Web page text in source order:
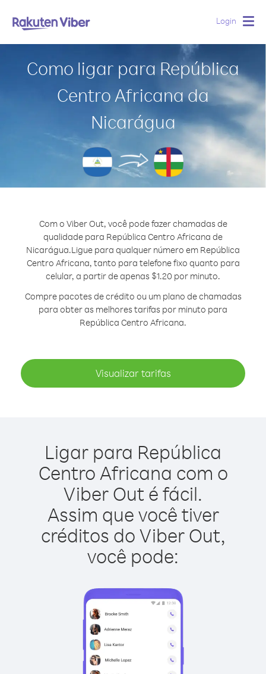
Login
Como ligar para República
Centro Africana da
Nicarágua
Com o Viber Out, você pode fazer chamadas de
qualidade para República Centro Africana de
Nicarágua.Ligue para qualquer número em República
Centro Africana, tanto para telefone fixo quanto para
celular, a partir de apenas $1.20 por minuto.
Compre pacotes de crédito ou um plano de chamadas
para obter as melhores tarifas por minuto para
República Centro Africana.
Visualizar tarifas
Ligar para República
Centro Africana com o
Viber Out é fácil.
Assim que você tiver
créditos do Viber Out,
você pode: